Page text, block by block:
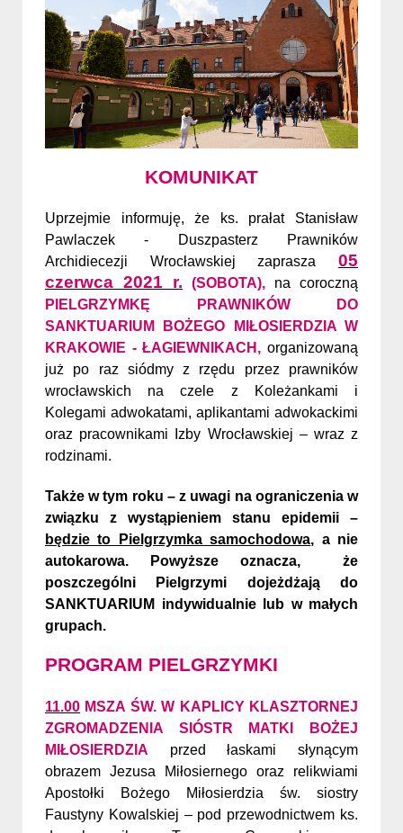
KOMUNIKAT
Uprzejmie informuję, że ks. prałat Stanisław
Pawlaczek - Duszpasterz Prawników
Archidiecezji Wrocławskiej zaprasza 05
czerwca 2021 r. (SOBOTA), na coroczną
PIELGRZYMKĘ PRAWNIKÓW DO
SANKTUARIUM BOŻEGO MIŁOSIERDZIA W
KRAKOWIE - ŁAGIEWNIKACH, organizowaną
już po raz siódmy z rzędu przez prawników
wrocławskich na czele z Koleżankami i
Kolegami adwokatami, aplikantami adwokackimi
oraz pracownikami Izby Wrocławskiej – wraz z
rodzinami.
Także w tym roku – z uwagi na ograniczenia w
związku z wystąpieniem stanu epidemii –
będzie to Pielgrzymka samochodowa, a nie
autokarowa. Powyższe oznacza,
że
poszczególni Pielgrzymi dojeżdżają do
SANKTUARIUM indywidualnie lub w małych
grupach.
PROGRAM PIELGRZYMKI
11.00 MSZA ŚW. W KAPLICY KLASZTORNEJ
ZGROMADZENIA SIÓSTR MATKI BOŻEJ
MIŁOSIERDZIA przed łaskami słynącym
obrazem Jezusa Miłosiernego oraz relikwiami
Apostołki Bożego Miłosierdzia św. siostry
Faustyny Kowalskiej – pod przewodnictwem ks.